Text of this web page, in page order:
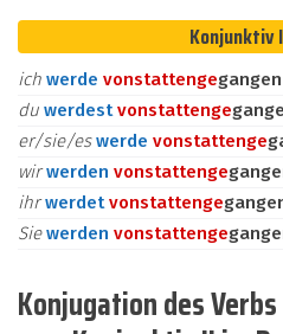
Konjunktiv
ich werde vonstattengegangen
du werdestvonstattenge
er/sie/eswerde vonstattenge
wirwerden vonstattenge
ihrwerdetvonstattenge
Siewerden vonstattenge
Konjugation des